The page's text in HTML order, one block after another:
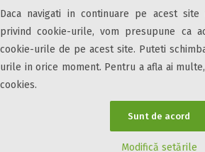
Daca navigati in continuare pe acest
privind cookie-urile, vom presupune ca
cookie-urile de pe acest site. Puteti
urile in orice moment. Pentru a afla ai
cookies.
Sunt de acord
Modifică setările
Informații utile Parteneri